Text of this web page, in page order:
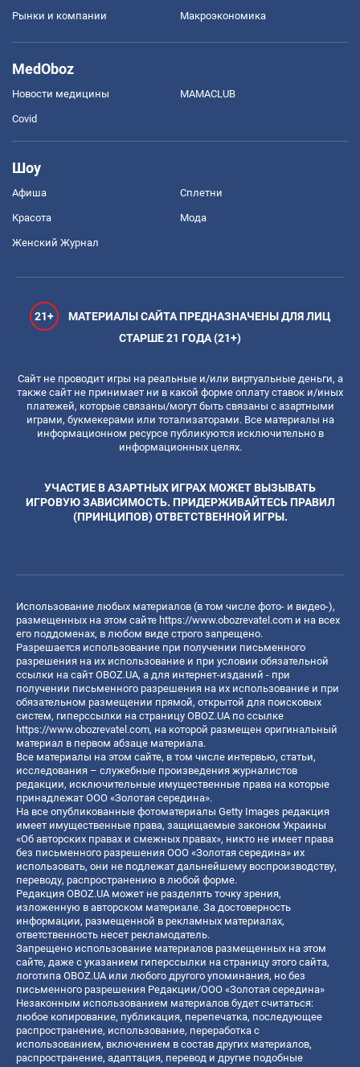
Рынки и компании Mакроэкономика
MedOboz
Новости медицины MAMACLUB
Covid
Шоу
Афиша Сплетни
Красота Мода
Женский Журнал
21+
МАТЕРИАЛЫ САЙТА ПРЕДНАЗНАЧЕНЫ ДЛЯ ЛИЦ
СТАРШЕ 21 ГОДА (21+)
Сайт не проводит игры на реальные и/или виртуальные деньги, а
также сайт не принимает ни в какой форме оплату ставок и/иных
платежей, которые связаны/могут быть связаны с азартными
играми, букмекерами или тотализаторами. Все материалы на
информационном ресурсе публикуются исключительно в
информационных целях.
УЧАСТИЕ В АЗАРТНЫХ ИГРАХ МОЖЕТ ВЫЗЫВАТЬ
ИГРОВУЮ ЗАВИСИМОСТЬ. ПРИДЕРЖИВАЙТЕСЬ ПРАВИЛ
(ПРИНЦИПОВ) ОТВЕТСТВЕННОЙ ИГРЫ.
Использование любых материалов (в том числе фото- и видео-),
размещенных на этом сайте https://www.obozrevatel.com и на всех
его поддоменах, в любом виде строго запрещено.
Разрешается использование при получении письменного
разрешения на их использование и при условии обязательной
ссылки на сайт OBOZ.UA, а для интернет-изданий - при
получении письменного разрешения на их использование и при
обязательном размещении прямой, открытой для поисковых
систем, гиперссылки на страницу OBOZ.UA по ссылке
https://www.obozrevatel.com, на которой размещен оригинальный
материал в первом абзаце материала.
Все материалы на этом сайте, в том числе интервью, статьи,
исследования – служебные произведения журналистов
редакции, исключительные имущественные права на которые
принадлежат ООО «Золотая середина».
На все опубликованные фотоматериалы Getty Images редакция
имеет имущественные права, защищаемые законом Украины
«Об авторских правах и смежных правах», никто не имеет права
без письменного разрешения ООО «Золотая середина» их
использовать, они не подлежат дальнейшему воспроизводству,
переводу, распространению в любой форме.
Редакция OBOZ.UA может не разделять точку зрения,
изложенную в авторском материале. За достоверность
информации, размещенной в рекламных материалах,
ответственность несет рекламодатель.
Запрещено использование материалов размещенных на этом
сайте, даже с указанием гиперссылки на страницу этого сайта,
логотипа OBOZ.UA или любого другого упоминания, но без
письменного разрешения Редакции/ООО «Золотая середина»
Незаконным использованием материалов будет считаться:
любое копирование, публикация, перепечатка, последующее
распространение, использование, переработка с
использованием, включением в состав других материалов,
распространение, адаптация, перевод и другие подобные